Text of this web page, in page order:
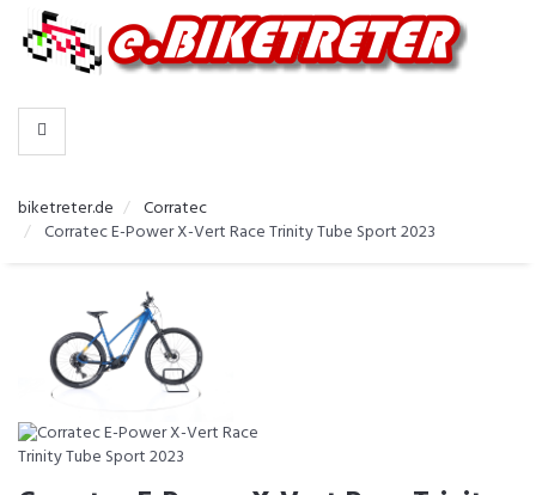
-
>
HERSTELLER
biketreter.de
Corratec
Corratec E-Power X-Vert Race Trinity Tube Sport 2023